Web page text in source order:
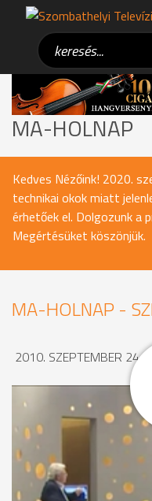
MA-HOLNAP
Kedves Nézőink! 2020.
technikai okok miatt
érhetőek el. Dolgozunk a
Megértésüket köszönjük.
MA-HOLNAP -
2010. SZEPTEMBER 24.,
MEGOSZTÁS